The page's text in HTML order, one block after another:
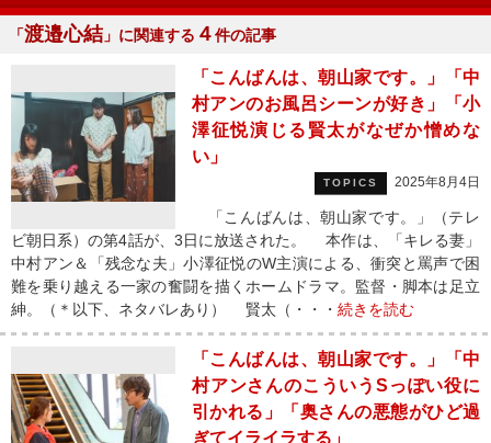
「渡邉心結 」に関連する ４件の記事
「こんばんは、朝山家です。」「中
村アンのお風呂シーンが好き」「小
澤征悦演じる賢太がなぜか憎めな
い」
TOPICS 2025年8月4日
「こんばんは、朝山家です。」（テレ
ビ朝日系）の第4話が、3日に放送された。 本作は、「キレる妻」
中村アン＆「残念な夫」小澤征悦のW主演による、衝突と罵声で困
難を乗り越える一家の奮闘を描くホームドラマ。監督・脚本は足立
紳。（＊以下、ネタバレあり） 賢太（・・・ 続きを読む
「こんばんは、朝山家です。」「中
村アンさんのこういうSっぽい役に
引かれる」「奥さんの悪態がひど過
ぎてイライラする」